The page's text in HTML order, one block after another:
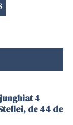
4
de 44 de